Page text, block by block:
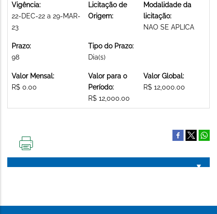
Vigência:
22-DEC-22 a 29-MAR-
23
Licitação de
Origem:
Modalidade da
licitação:
NAO SE APLICA
Prazo:
98
Tipo do Prazo:
Dia(s)
Valor Mensal:
R$ 0.00
Valor para o
Período:
R$ 12,000.00
Valor Global:
R$ 12,000.00
PÁGINA